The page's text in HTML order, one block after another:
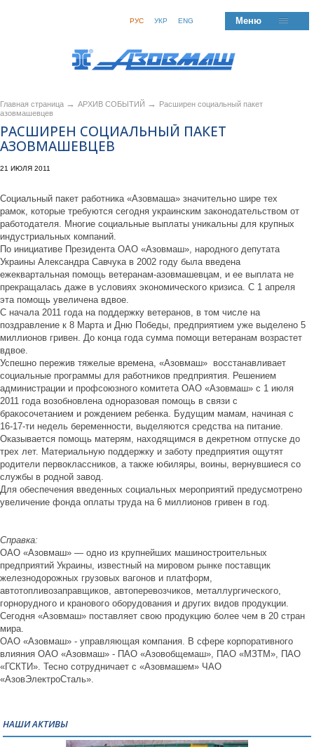
РУС УКР ENG Меню
Главная страница → АРХИВ СОБЫТИЙ →
Расширен социальный пакет
азовмашевцев
РАСШИРЕН СОЦИАЛЬНЫЙ ПАКЕТ
АЗОВМАШЕВЦЕВ
21 ИЮЛЯ 2011
Социальный пакет работника «Азовмаша» значительно шире тех
рамок, которые требуются сегодня украинским законодательством от
работодателя. Многие социальные выплаты уникальны для крупных
индустриальных компаний.
По инициативе Президента ОАО «Азовмаш», народного депутата
Украины Александра Савчука в 2002 году была введена
ежеквартальная помощь ветеранам-азовмашевцам, и ее выплата не
прекращалась даже в условиях экономического кризиса. С 1 апреля
эта помощь увеличена вдвое.
С начала 2011 года на поддержку ветеранов, в том числе на
поздравление к 8 Марта и Дню Победы, предприятием уже выделено 5
миллионов гривен. До конца года сумма помощи ветеранам возрастет
вдвое.
Успешно пережив тяжелые времена, «Азовмаш» восстанавливает
социальные программы для работников предприятия. Решением
администрации и профсоюзного комитета ОАО «Азовмаш» с 1 июля
2011 года возобновлена одноразовая помощь в связи с
бракосочетанием и рождением ребенка. Будущим мамам, начиная с
16-17-ти недель беременности, выделяются средства на питание.
Оказывается помощь матерям, находящимся в декретном отпуске до
трех лет. Материальную поддержку и заботу предприятия ощутят
родители первоклассников, а также юбиляры, воины, вернувшиеся со
службы в родной завод.
Для обеспечения введенных социальных мероприятий предусмотрено
увеличение фонда оплаты труда на 6 миллионов гривен в год.
Справка:
ОАО «Азовмаш» — одно из крупнейших машиностроительных
предприятий Украины, известный на мировом рынке поставщик
железнодорожных грузовых вагонов и платформ,
автотопливозаправщиков, автоперевозчиков, металлургического,
горнорудного и кранового оборудования и других видов продукции.
Сегодня «Азовмаш» поставляет свою продукцию более чем в 20 стран
мира.
ОАО «Азовмаш» - управляющая компания. В сфере корпоративного
влияния ОАО «Азовмаш» - ПАО «Азовобщемаш», ПАО «МЗТМ», ПАО
«ГСКТИ». Тесно сотрудничает с «Азовмашем» ЧАО
«АзовЭлектроСталь».
НАШИ АКТИВЫ